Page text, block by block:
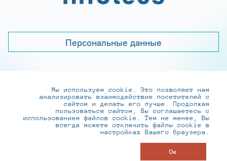
Персональные данные
+7 (495) 737-6192, 8-800-250-0-260
practice@infotecs.ru,hr@infotecs.ru
127273, г. Москва, Отрадная ул., 2Б строение 1
Мы используем cookie. Это позволяет нам
анализировать взаимодействие посетителей с
сайтом и делать его лучше. Продолжая
пользоваться сайтом, Вы соглашаетесь с
использованием файлов cookie. Тем не менее, Вы
всегда можете отключить файлы cookie в
настройках Вашего браузера.
Ок